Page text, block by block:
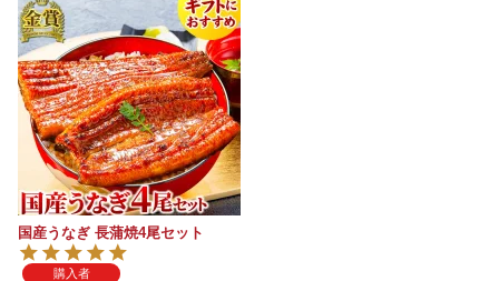
国産うなぎ 長蒲焼4尾セット
購入者